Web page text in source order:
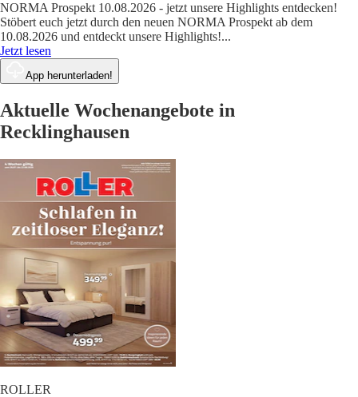
NORMA Prospekt 10.08.2026 - jetzt unsere Highlights entdecken!
Stöbert euch jetzt durch den neuen NORMA Prospekt ab dem
10.08.2026 und entdeckt unsere Highlights!...
Jetzt lesen
App herunterladen!
Aktuelle Wochenangebote in
Recklinghausen
ROLLER